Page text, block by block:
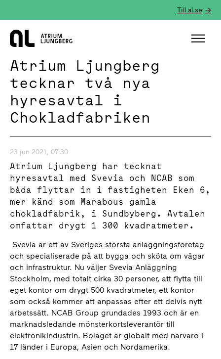
Till al.se
Hem
Atrium Ljungberg
tecknar två nya
hyresavtal i
Chokladfabriken
23 jun 2021, 07:30
Atrium Ljungberg har tecknat
hyresavtal med Svevia och NCAB som
båda flyttar in i fastigheten Eken 6,
mer känd som Marabous gamla
chokladfabrik, i Sundbyberg. Avtalen
omfattar drygt 1 300 kvadratmeter.
Svevia är ett av Sveriges största anläggningsföretag
och specialiserade på att bygga och sköta om vägar
och infrastruktur. Nu väljer Svevia Anläggning
Stockholm, med totalt cirka 30 personer, att flytta till
eget kontor om drygt 500 kvadratmeter, ett kontor
som också kommer att anpassas efter ett delvis nytt
arbetssätt. NCAB Group grundades 1993 och är en
marknadsledande mönsterkortsleverantör till
elektronikindustrin. Bolaget är globalt med närvaro i
17 länder i Europa, Asien och Nordamerika.